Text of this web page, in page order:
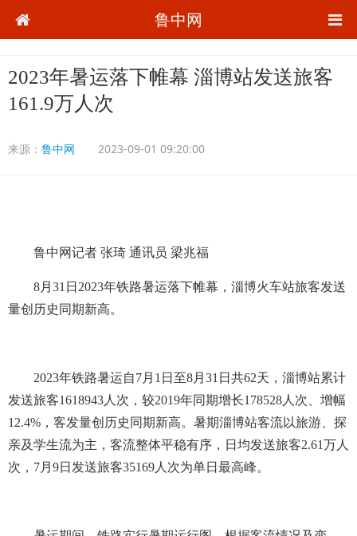
鲁中网
2023年暑运落下帷幕 淄博站发送旅客
161.9万人次
来源： 鲁中网 2023-09-01 09:20:00
鲁中网记者 张琦 通讯员 梁兆福
8月31日2023年铁路暑运落下帷幕，淄博火车站旅客发送
量创历史同期新高。
2023年铁路暑运自7月1日至8月31日共62天，淄博站累计
发送旅客1618943人次，较2019年同期增长178528人次、增幅
12.4%，客发量创历史同期新高。暑期淄博站客流以旅游、探
亲及学生流为主，客流整体平稳有序，日均发送旅客2.61万人
次，7月9日发送旅客35169人次为单日最高峰。